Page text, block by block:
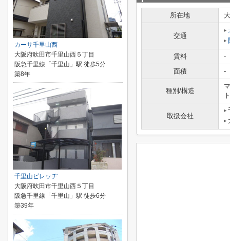
所在地
交通
賃料
-
面積
-
種別/構造
ト
取扱会社
カーサ千里山西
大阪府吹田市千里山西５丁目
阪急千里線「千里山」駅 徒歩5分
築8年
千里山ビレッヂ
大阪府吹田市千里山西５丁目
阪急千里線「千里山」駅 徒歩6分
築39年